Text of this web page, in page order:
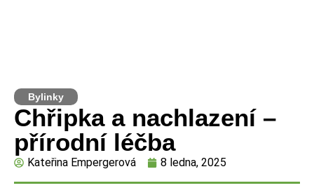
Bylinky
Chřipka a nachlazení –
přírodní léčba
Kateřina Empergerová 8 ledna, 2025